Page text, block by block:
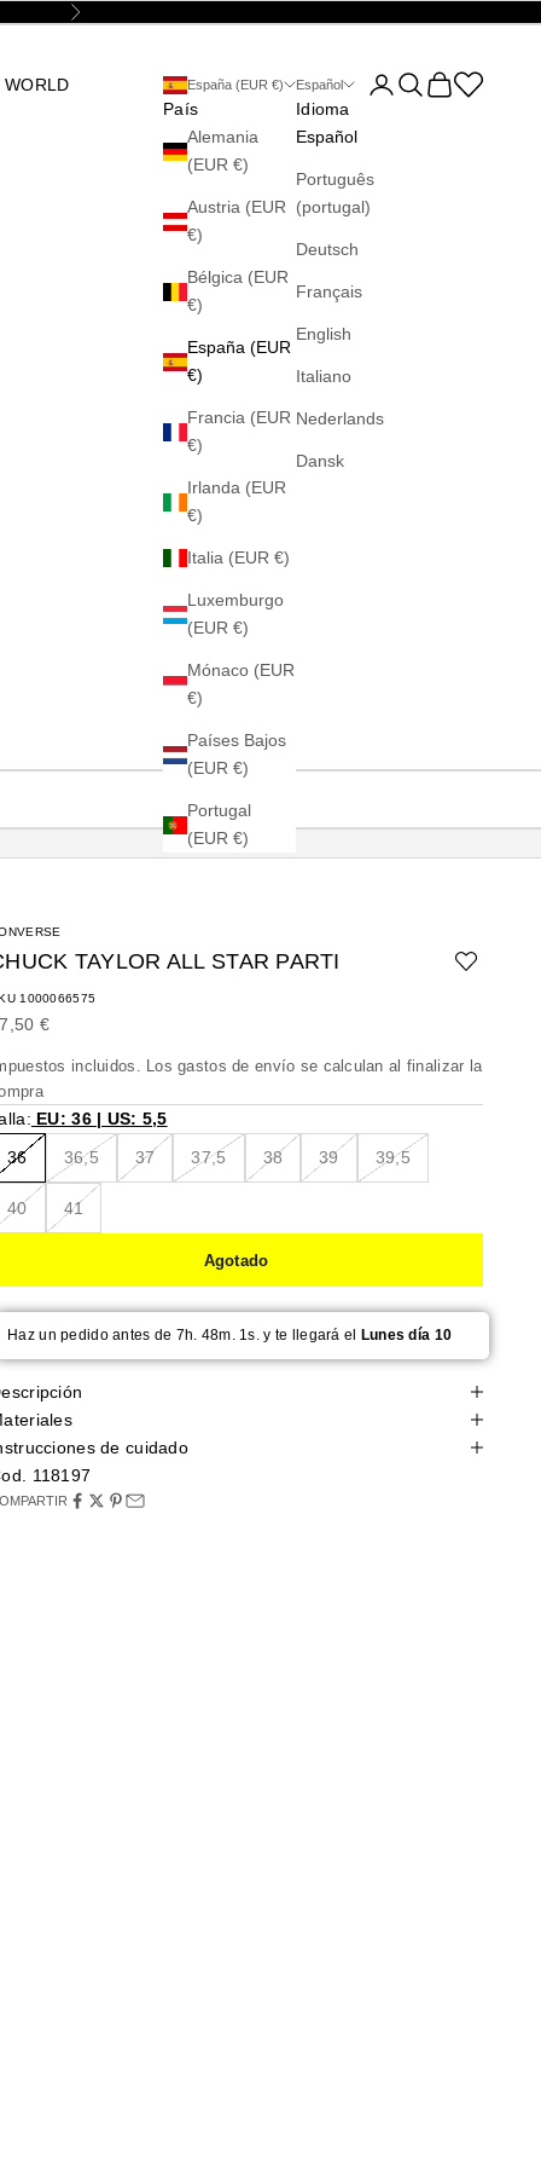
Siguiente
WORLD España (EUR €)
País
Alemania
(EUR €)
Austria (EUR
€)
Bélgica (EUR
€)
España (EUR
€)
Francia (EUR
€)
Irlanda (EUR
€)
Italia (EUR €)
Luxemburgo
(EUR €)
Mónaco (EUR
€)
Países Bajos
(EUR €)
Portugal
(EUR €)
Español
Idioma
Español
Português
(portugal)
Deutsch
Français
English
Italiano
Nederlands
Dansk
Abrir página de la
Abrir búsqueda
Abrir cesta
Abrir la
TAYLOR ALL STAR PARTI
1000066575
de oferta
€
incluidos. Losgastos de envío se calculan al finalizar la
EU: 36 | US: 5,5
36 36,5 37 37,5 38 39 39,5
40 41
Agotado
Haz un pedido antes de 7h. 48m. 0s. y te llegará el Lunes día 10
de cuidado
118197